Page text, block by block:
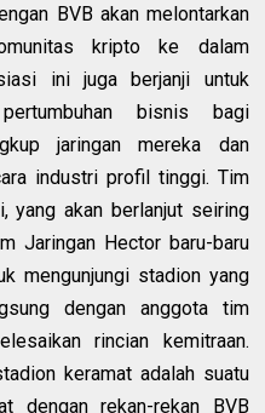
BVB akan melontarkan
kripto ke dalam
ini juga berjanji untuk
bisnis bagi
jaringan mereka dan
industri profil tinggi. Tim
yang akan berlanjut seiring
Jaringan Hector baru-baru
mengunjungi stadion yang
dengan anggota tim
rincian kemitraan.
keramat adalah suatu
dengan rekan-rekan BVB